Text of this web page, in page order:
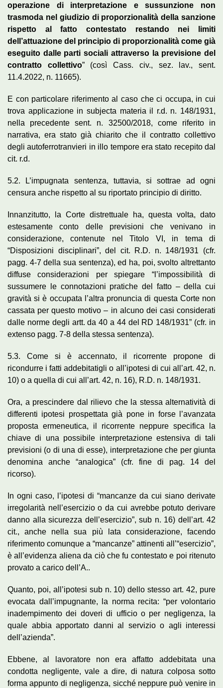
operazione di interpretazione e sussunzione non
trasmoda nel giudizio di proporzionalità della sanzione
rispetto al fatto contestato restando nei limiti
dell’attuazione del principio di proporzionalità come già
eseguito dalle parti sociali attraverso la previsione del
contratto collettivo” (così Cass. civ., sez. lav., sent.
11.4.2022, n. 11665).
E con particolare riferimento al caso che ci occupa, in cui
trova applicazione in subjecta materia il r.d. n. 148/1931,
nella precedente sent. n. 32500/2018, come riferito in
narrativa, era stato già chiarito che il contratto collettivo
degli autoferrotranvieri in illo tempore era stato recepito dal
cit. r.d.
5.2. L’impugnata sentenza, tuttavia, si sottrae ad ogni
censura anche rispetto al su riportato principio di diritto.
Innanzitutto, la Corte distrettuale ha, questa volta, dato
estesamente conto delle previsioni che venivano in
considerazione, contenute nel Titolo VI, in tema di
“Disposizioni disciplinari”, del cit. R.D. n. 148/1931 (cfr.
pagg. 4-7 della sua sentenza), ed ha, poi, svolto altrettanto
diffuse considerazioni per spiegare “l’impossibilità di
sussumere le connotazioni pratiche del fatto – della cui
gravità si è occupata l’altra pronuncia di questa Corte non
cassata per questo motivo – in alcuno dei casi considerati
dalle norme degli artt. da 40 a 44 del RD 148/1931” (cfr. in
extenso pagg. 7-8 della stessa sentenza).
5.3. Come si è accennato, il ricorrente propone di
ricondurre i fatti addebitatigli o all’ipotesi di cui all’art. 42, n.
10) o a quella di cui all’art. 42, n. 16), R.D. n. 148/1931.
Ora, a prescindere dal rilievo che la stessa alternatività di
differenti ipotesi prospettata già pone in forse l’avanzata
proposta ermeneutica, il ricorrente neppure specifica la
chiave di una possibile interpretazione estensiva di tali
previsioni (o di una di esse), interpretazione che per giunta
denomina anche “analogica” (cfr. fine di pag. 14 del
ricorso).
In ogni caso, l’ipotesi di “mancanze da cui siano derivate
irregolarità nell’esercizio o da cui avrebbe potuto derivare
danno alla sicurezza dell’esercizio”, sub n. 16) dell’art. 42
cit., anche nella sua più lata considerazione, facendo
riferimento comunque a “mancanze” attinenti all’“esercizio”,
è all’evidenza aliena da ciò che fu contestato e poi ritenuto
provato a carico dell’A..
Quanto, poi, all’ipotesi sub n. 10) dello stesso art. 42, pure
evocata dall’impugnante, la norma recita: “per volontario
inadempimento dei doveri di ufficio o per negligenza, la
quale abbia apportato danni al servizio o agli interessi
dell’azienda”.
Ebbene, al lavoratore non era affatto addebitata una
condotta negligente, vale a dire, di natura colposa sotto
forma appunto di negligenza, sicché neppure può venire in